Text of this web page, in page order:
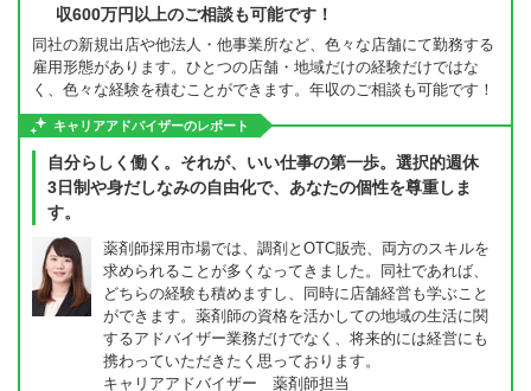
収600万円以上のご相談も可能です！
同社の新規出店や他法人・他事業所など、色々な店舗にて勤務する
雇用形態があります。ひとつの店舗・地域だけの経験だけではな
く、色々な経験を積むことができます。年収のご相談も可能です！
キャリアアドバイザーのレポート
自分らしく働く。それが、いい仕事の第一歩。選択的週休
3日制や身だしなみの自由化で、あなたの個性を尊重しま
す。
薬剤師採用市場では、調剤とOTC販売、両方のスキルを
求められることが多くなってきました。同社であれば、
どちらの経験も積めますし、同時に店舗経営も学ぶこと
ができます。薬剤師の資格を活かしての地域の生活に関
するアドバイザー業務だけでなく、将来的には経営にも
携わっていただきたく思っております。
キャリアアドバイザー 薬剤師担当